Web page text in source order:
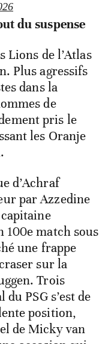
du suspense
Lions de l’Atlas
Plus agressifs
dans la
de
pris le
les Oranje
d’Achraf
par Azzedine
match sous
une frappe
sur la
Trois
PSG s’est de
position,
de Micky van